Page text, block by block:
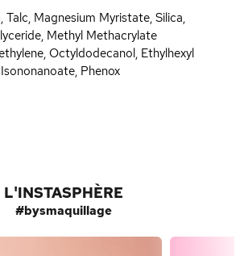
Talc, Magnesium Myristate, Silica,
Methyl Methacrylate
Octyldodecanol, Ethylhexyl
Phenox
L'INSTASPHÈRE
#bysmaquillage